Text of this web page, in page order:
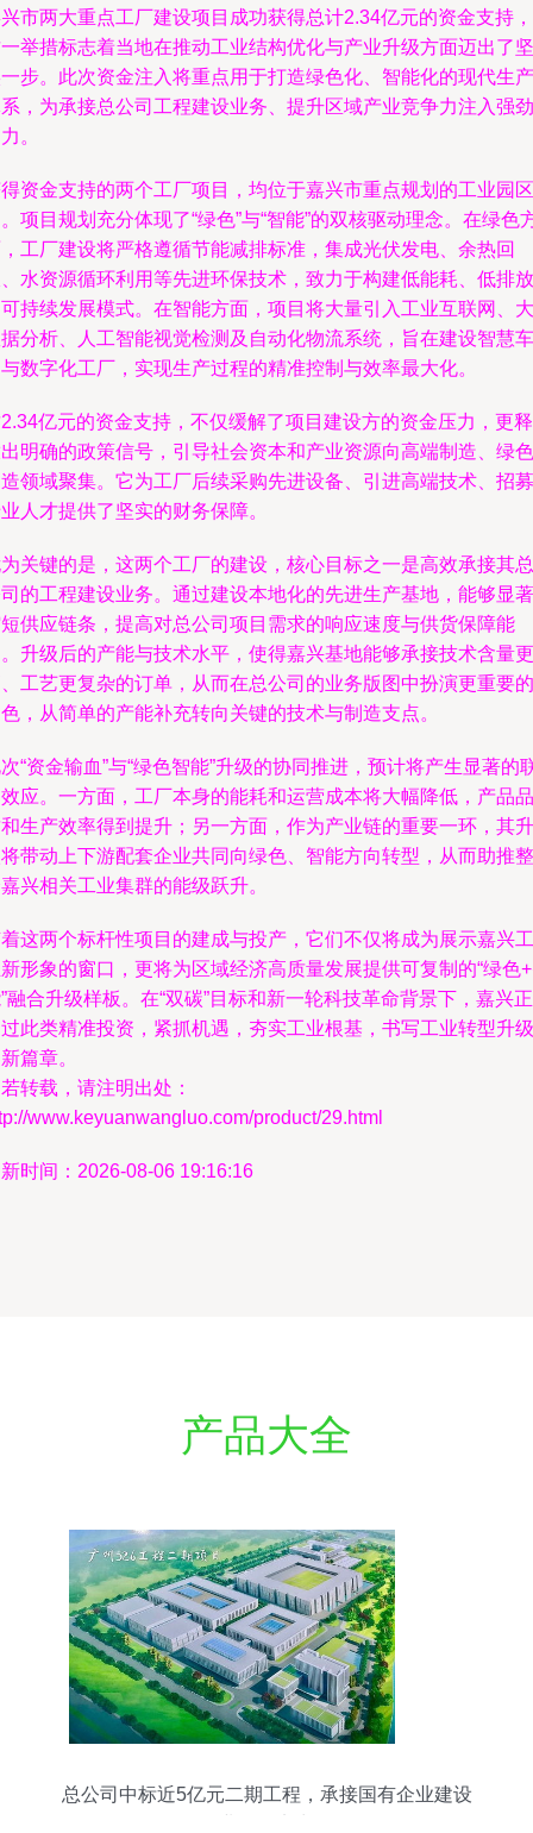
市两大重点工厂建设项目成功获得总计2.34亿元的资金支持，
举措标志着当地在推动工业结构优化与产业升级方面迈出了坚
步。此次资金注入将重点用于打造绿色化、智能化的现代生产
，为承接总公司工程建设业务、提升区域产业竞争力注入强劲
。
资金支持的两个工厂项目，均位于嘉兴市重点规划的工业园区
项目规划充分体现了“绿色”与“智能”的双核驱动理念。在绿色
工厂建设将严格遵循节能减排标准，集成光伏发电、余热回
水资源循环利用等先进环保技术，致力于构建低能耗、低排放
持续发展模式。在智能方面，项目将大量引入工业互联网、大
分析、人工智能视觉检测及自动化物流系统，旨在建设智慧车
数字化工厂，实现生产过程的精准控制与效率最大化。
亿元的资金支持，不仅缓解了项目建设方的资金压力，更释
明确的政策信号，引导社会资本和产业资源向高端制造、绿色
领域聚集。它为工厂后续采购先进设备、引进高端技术、招募
人才提供了坚实的财务保障。
关键的是，这两个工厂的建设，核心目标之一是高效承接其总
的工程建设业务。通过建设本地化的先进生产基地，能够显著
供应链条，提高对总公司项目需求的响应速度与供货保障能
升级后的产能与技术水平，使得嘉兴基地能够承接技术含量更
工艺更复杂的订单，从而在总公司的业务版图中扮演更重要的
，从简单的产能补充转向关键的技术与制造支点。
“资金输血”与“绿色智能”升级的协同推进，预计将产生显著的
应。一方面，工厂本身的能耗和运营成本将大幅降低，产品品
生产效率得到提升；另一方面，作为产业链的重要一环，其升
带动上下游配套企业共同向绿色、智能方向转型，从而助推整
兴相关工业集群的能级跃升。
这两个标杆性项目的建成与投产，它们不仅将成为展示嘉兴工
形象的窗口，更将为区域经济高质量发展提供可复制的“绿色
融合升级样板。在“双碳”目标和新一轮科技革命背景下，嘉兴正
此类精准投资，紧抓机遇，夯实工业根基，书写工业转型升级
篇章。
转载，请注明出处：
www.keyuanwangluo.com/product/29.html
时间：2026-08-06 19:16:16
产品大全
总公司中标近5亿元二期工程，承接国有企业建设